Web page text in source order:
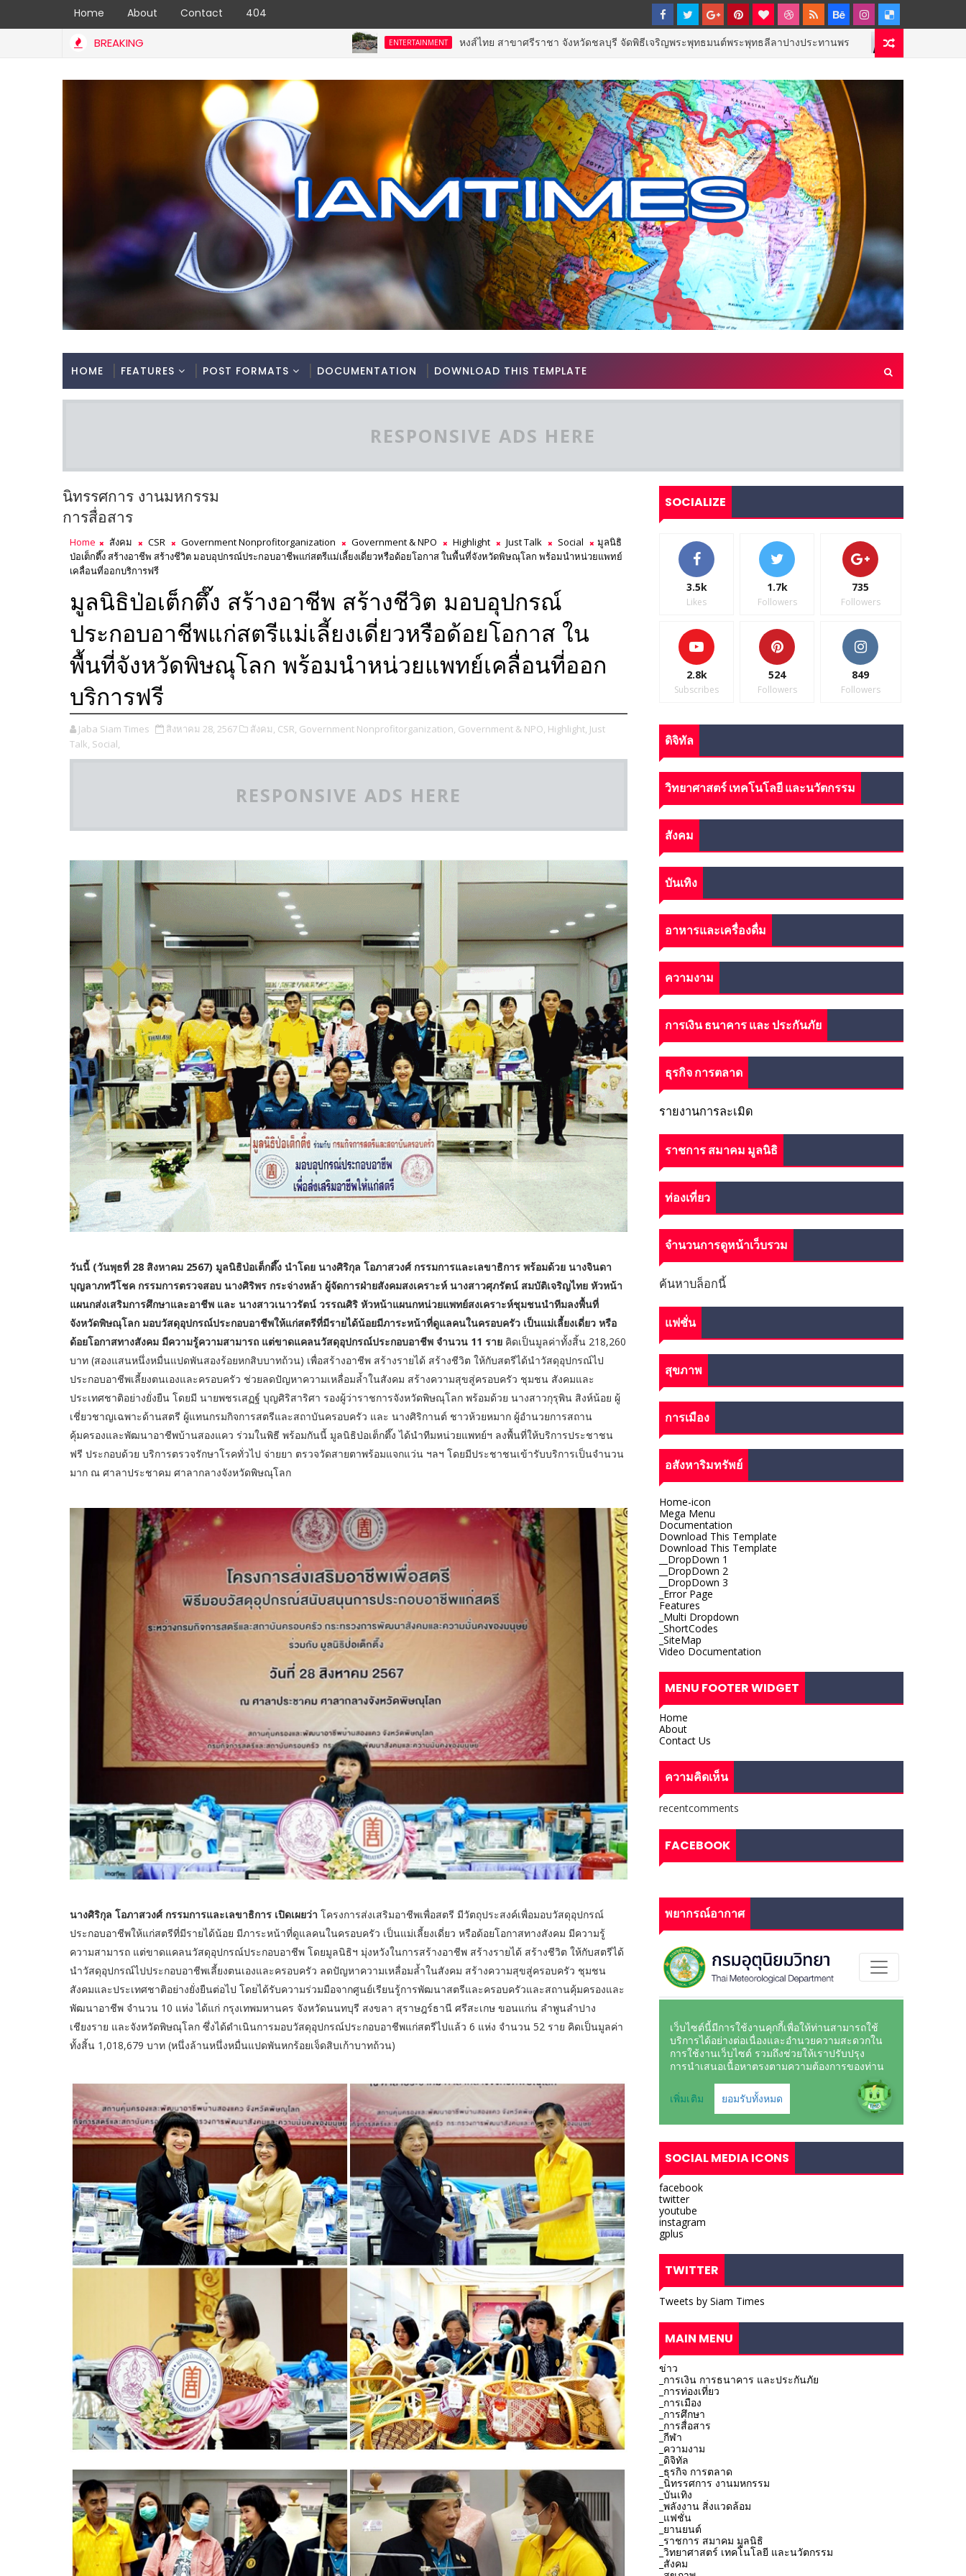
Home About Contact 404
BREAKING ENTERTAINMENT หงส์ไทย สาขาศรีราชา จังหวัดชลบุรี จัดพิธีเจริญพระพุทธมนต์พระพุทธลีลาปางประทานพร GOVERNMENT & NPO
HOME FEATURES POST FORMATS DOCUMENTATION DOWNLOAD THIS TEMPLATE
RESPONSIVE ADS HERE
นิทรรศการ งานมหกรรม
การสื่อสาร
Home สังคม CSR Government Nonprofitorganization Government & NPO Highlight Just Talk Social
มูลนิธิ
ป่อเต็กตึ๊ง สร้างอาชีพ สร้างชีวิต มอบอุปกรณ์ประกอบอาชีพแก่สตรีแม่เลี้ยงเดี่ยวหรือด้อยโอกาส ในพื้นที่จังหวัดพิษณุโลก พร้อมนำหน่วยแพทย์
เคลื่อนที่ออกบริการฟรี
มูลนิธิป่อเต็กตึ๊ง สร้างอาชีพ สร้างชีวิต มอบอุปกรณ์
ประกอบอาชีพแก่สตรีแม่เลี้ยงเดี่ยวหรือด้อยโอกาส ใน
พื้นที่จังหวัดพิษณุโลก พร้อมนำหน่วยแพทย์เคลื่อนที่ออก
บริการฟรี
Jaba Siam Times สิงหาคม 28, 2567 สังคม, CSR, Government Nonprofitorganization, Government & NPO, Highlight, Just
Talk, Social,
RESPONSIVE ADS HERE
วันนี้ (วันพุธที่ 28 สิงหาคม 2567) มูลนิธิป่อเต็กตึ๊ง นำโดย นางศิริกุล โอภาสวงศ์ กรรมการและเลขาธิการ พร้อมด้วย นางจินดา
บุญลาภทวีโชค กรรมการตรวจสอบ นางศิริพร กระจ่างหล้า ผู้จัดการฝ่ายสังคมสงเคราะห์ นางสาวศุภรัตน์ สมบัติเจริญไทย หัวหน้า
แผนกส่งเสริมการศึกษาและอาชีพ และ นางสาวเนาวรัตน์ วรรณศิริ หัวหน้าแผนกหน่วยแพทย์สงเคราะห์ชุมชนนำทีมลงพื้นที่
จังหวัดพิษณุโลก มอบวัสดุอุปกรณ์ประกอบอาชีพให้แก่สตรีที่มีรายได้น้อยมีภาระหน้าที่ดูแลคนในครอบครัว เป็นแม่เลี้ยงเดี่ยว หรือ
ด้อยโอกาสทางสังคม มีความรู้ความสามารถ แต่ขาดแคลนวัสดุอุปกรณ์ประกอบอาชีพ จำนวน 11 ราย คิดเป็นมูลค่าทั้งสิ้น 218,260
บาท (สองแสนหนึ่งหมื่นแปดพันสองร้อยหกสิบบาทถ้วน) เพื่อสร้างอาชีพ สร้างรายได้ สร้างชีวิต ให้กับสตรีได้นำวัสดุอุปกรณ์ไป
ประกอบอาชีพเลี้ยงตนเองและครอบครัว ช่วยลดปัญหาความเหลื่อมล้ำในสังคม สร้างความสุขสู่ครอบครัว ชุมชน สังคมและ
ประเทศชาติอย่างยั่งยืน โดยมี นายพชรเสฏฐ์ บุญศิริสาริศา รองผู้ว่าราชการจังหวัดพิษณุโลก พร้อมด้วย นางสาวกุรุพิน สิงห์น้อย ผู้
เชี่ยวชาญเฉพาะด้านสตรี ผู้แทนกรมกิจการสตรีและสถาบันครอบครัว และ นางศิริกานต์ ชาวห้วยหมาก ผู้อำนวยการสถาน
คุ้มครองและพัฒนาอาชีพบ้านสองแคว ร่วมในพิธี พร้อมกันนี้ มูลนิธิป่อเต็กตึ๊ง ได้นำทีมหน่วยแพทย์ฯ ลงพื้นที่ให้บริการประชาชน
ฟรี ประกอบด้วย บริการตรวจรักษาโรคทั่วไป จ่ายยา ตรวจวัดสายตาพร้อมแจกแว่น ฯลฯ โดยมีประชาชนเข้ารับบริการเป็นจำนวน
มาก ณ ศาลาประชาคม ศาลากลางจังหวัดพิษณุโลก
นางศิริกุล โอภาสวงศ์ กรรมการและเลขาธิการ เปิดเผยว่า โครงการส่งเสริมอาชีพเพื่อสตรี มีวัตถุประสงค์เพื่อมอบวัสดุอุปกรณ์
ประกอบอาชีพให้แก่สตรีที่มีรายได้น้อย มีภาระหน้าที่ดูแลคนในครอบครัว เป็นแม่เลี้ยงเดี่ยว หรือด้อยโอกาสทางสังคม มีความรู้
ความสามารถ แต่ขาดแคลนวัสดุอุปกรณ์ประกอบอาชีพ โดยมูลนิธิฯ มุ่งหวังในการสร้างอาชีพ สร้างรายได้ สร้างชีวิต ให้กับสตรีได้
นำวัสดุอุปกรณ์ไปประกอบอาชีพเลี้ยงตนเองและครอบครัว ลดปัญหาความเหลื่อมล้ำในสังคม สร้างความสุขสู่ครอบครัว ชุมชน
สังคมและประเทศชาติอย่างยั่งยืนต่อไป โดยได้รับความร่วมมือจากศูนย์เรียนรู้การพัฒนาสตรีและครอบครัวและสถานคุ้มครองและ
พัฒนาอาชีพ จำนวน 10 แห่ง ได้แก่ กรุงเทพมหานคร จังหวัดนนทบุรี สงขลา สุราษฎร์ธานี ศรีสะเกษ ขอนแก่น ลำพูนลำปาง
เชียงราย และจังหวัดพิษณุโลก ซึ่งได้ดำเนินการมอบวัสดุอุปกรณ์ประกอบอาชีพแก่สตรีไปแล้ว 6 แห่ง จำนวน 52 ราย คิดเป็นมูลค่า
ทั้งสิ้น 1,018,679 บาท (หนึ่งล้านหนึ่งหมื่นแปดพันหกร้อยเจ็ดสิบเก้าบาทถ้วน)
SOCIALIZE
3.5k
Likes
1.7k
Followers
735
Followers
2.8k
Subscribes
524
Followers
849
Followers
ดิจิทัล
วิทยาศาสตร์ เทคโนโลยี และนวัตกรรม
สังคม
บันเทิง
อาหารและเครื่องดื่ม
ความงาม
การเงิน ธนาคาร และ ประกันภัย
ธุรกิจ การตลาด
รายงานการละเมิด
ราชการ สมาคม มูลนิธิ
ท่องเที่ยว
จำนวนการดูหน้าเว็บรวม
ค้นหาบล็อกนี้
แฟชั่น
สุขภาพ
การเมือง
อสังหาริมทรัพย์
Home-icon
Mega Menu
Documentation
Download This Template
Download This Template
__DropDown 1
__DropDown 2
__DropDown 3
_Error Page
Features
_Multi Dropdown
_ShortCodes
_SiteMap
Video Documentation
MENU FOOTER WIDGET
Home
About
Contact Us
ความคิดเห็น
recentcomments
FACEBOOK
พยากรณ์อากาศ
SOCIAL MEDIA ICONS
facebook
twitter
youtube
instagram
gplus
TWITTER
Tweets by Siam Times
MAIN MENU
ข่าว
_การเงิน การธนาคาร และประกันภัย
_การท่องเที่ยว
_การเมือง
_การศึกษา
_การสื่อสาร
_กีฬา
_ความงาม
_ดิจิทัล
_ธุรกิจ การตลาด
_นิทรรศการ งานมหกรรม
_บันเทิง
_พลังงาน สิ่งแวดล้อม
_แฟชั่น
_ยานยนต์
_ราชการ สมาคม มูลนิธิ
_วิทยาศาสตร์ เทคโนโลยี และนวัตกรรม
_สังคม